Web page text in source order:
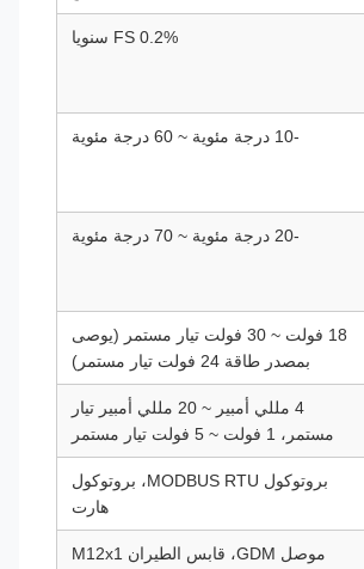
18 فولت ~ 30 فولت تيار مستمر (يوصى
بمصدر طاقة 24 فولت تيار مستمر)
4 مللي أمبير ~ 20 مللي أمبير تيار
مستمر، 1 فولت ~ 5 فولت تيار مستمر
بروتوكول MODBUS RTU، بروتوكول
موصل GDM، قابس الطيران M12x1